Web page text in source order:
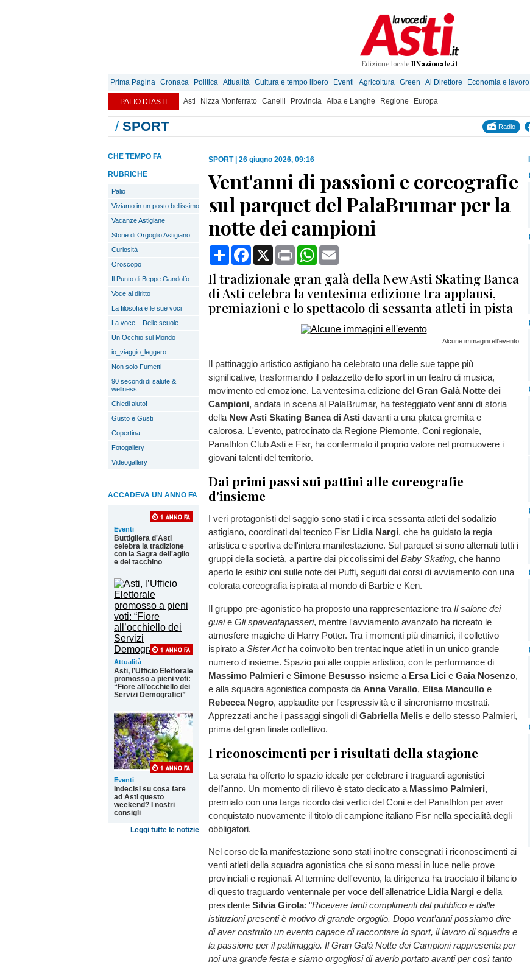
Edizione locale IlNazionale.it
Prima Pagina Cronaca Politica Attualità Cultura e tempo libero Eventi Agricoltura Green Al Direttore Economia e lavoro
PALIO DI ASTI Asti Nizza Monferrato Canelli Provincia Alba e Langhe Regione Europa
/ SPORT Radio
CHE TEMPO FA
RUBRICHE
Palio
Viviamo in un posto bellissimo
Vacanze Astigiane
Storie di Orgoglio Astigiano
Curiosità
Oroscopo
Il Punto di Beppe Gandolfo
Voce al diritto
La filosofia e le sue voci
La voce... Delle scuole
Un Occhio sul Mondo
io_viaggio_leggero
Non solo Fumetti
90 secondi di salute &
wellness
Chiedi aiuto!
Gusto e Gusti
Copertina
Fotogallery
Videogallery
ACCADEVA UN ANNO FA
Eventi
Buttigliera d'Asti
celebra la tradizione
con la Sagra dell'aglio
e del tacchino
Attualità
Asti, l’Ufficio Elettorale
promosso a pieni voti:
“Fiore all’occhiello dei
Servizi Demografici”
Eventi
Indecisi su cosa fare
ad Asti questo
weekend? I nostri
consigli
Leggi tutte le notizie
SPORT| 26 giugno 2026, 09:16
Vent'anni di passioni e coreografie
sul parquet del PalaBrumar per la
notte dei campioni
CondividiFacebook
X Print WhatsApp
Il tradizionale gran galà della New Asti Skating Banca
di Asti celebra la ventesima edizione tra applausi,
premiazioni e lo spettacolo di sessanta atleti in pista
Alcune immagini ell'evento
Il pattinaggio artistico astigiano ha celebrato una delle sue tappe più
significative, trasformando il palazzetto dello sport in un teatro di musica,
movimento ed emozione. La ventesima edizione del Gran Galà Notte dei
Campioni, andata in scena al PalaBrumar, ha festeggiato vent'anni di storia
della New Asti Skating Banca di Asti davanti a una platea gremita e
calorosa. L'evento, patrocinato da Regione Piemonte, Coni regionale,
Panathlon Club Asti e Fisr, ha confermato il proprio valore nel promuovere i
giovani talenti del territorio.
Dai primi passi sui pattini alle coreografie
d'insieme
I veri protagonisti del saggio sono stati i circa sessanta atleti del sodalizio
astigiano, coordinati dal tecnico Fisr Lidia Nargi, che ha guidato la regia
artistica e sportiva dell'intera manifestazione. Sul parquet si sono alternati tutti i
gruppi della società, a partire dai piccolissimi del Baby Skating, che hanno
aperto le esibizioni sulle note dei Puffi, seguiti dai corsi di avviamento con una
colorata coreografia ispirata al mondo di Barbie e Ken.
Il gruppo pre-agonistico ha proposto una rappresentazione tra Il salone dei
guaie Gli spaventapasseri, mentre l'avviamento avanzato ha ricreato le
atmosfere magiche di Harry Potter. Tra i momenti più dinamici, il collettivo
ispirato a Sister Actha coinvolto ben trentacinque atleti in un unico grande
numero d'insieme. Spazio poi alle coppie artistico, con le performance di
Massimo Palmieri e Simone Besusso insieme a Ersa Lici e Gaia Nosenzo,
e alla squadra agonistica composta da Anna Varallo, Elisa Mancullo e
Rebecca Negro, applaudite per l'espressività e il sincronismo mostrati.
Apprezzati anche i passaggi singoli di Gabriella Melis e dello stesso Palmieri,
prima del gran finale collettivo.
I riconoscimenti per i risultati della stagione
La serata ha offerto lo spazio ideale per celebrare i traguardi agonistici
dell'anno. Un momento di rilievo è stato dedicato a Massimo Palmieri,
premiato con una targa ricordo dai vertici del Coni e del Panathlon per aver
conquistato nuovamente il titolo di campione italiano Fisr nella specialità degli
obbligatori.
Nel corso della manifestazione sono stati inoltre consegnati i riconoscimenti ai
venti atleti della squadra agonistica che si sono messi in luce nelle prove
provinciali e regionali. Al termine dell'evento, la dirigenza ha tracciato il bilancio
di questo traguardo ventennale per voce dell'allenatrice Lidia Nargi e della
presidente Silvia Girola: "Ricevere tanti complimenti dal pubblico e dalle
istituzioni presenti è motivo di grande orgoglio. Dopo vent’anni possiamo dire
di aver costruito un evento capace di raccontare lo sport, il lavoro di squadra e
la passione per il pattinaggio. Il Gran Galà Notte dei Campioni rappresenta per
noi una grande festa e siamo orgogliosi di averlo portato avanti per così tanto